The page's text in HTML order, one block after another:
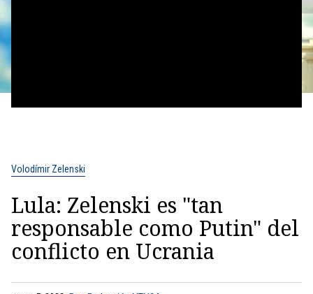
Volodímir Zelenski
Lula: Zelenski es "tan
responsable como Putin" del
conflicto en Ucrania